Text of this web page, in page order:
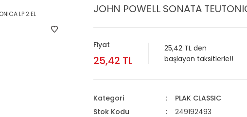
JOHN POWELL SONATA
Fiyat
25,42 TL
25,42 TL den
başlayan taksitlerle!!
Kategori
PLAK CLASSIC
Stok Kodu
249192493